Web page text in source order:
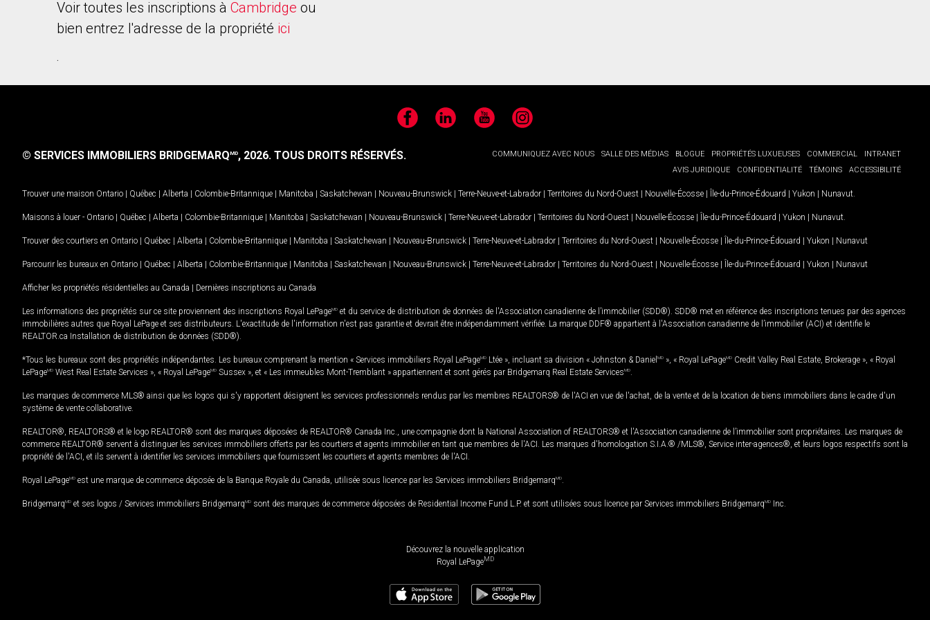
Voir toutes les inscriptions à Cambridge ou
bien entrez l'adresse de la propriété ici
.
FacebookLinkedIn YouTubeInstagram
COMMUNIQUEZ AVEC NOUS SALLE DES MÉDIAS BLOGUE PROPRIÉTÉS LUXUEUSES COMMERCIAL
INTRANET
AVIS JURIDIQUE
CONFIDENTIALITÉ TÉMOINS ACCESSIBILITÉ
© SERVICES IMMOBILIERS BRIDGEMARQMD, 2026. TOUS DROITS RÉSERVÉS.
Trouver une maison Ontario | Québec | Alberta | Colombie-Britannique | Manitoba | Saskatchewan | Nouveau-Brunswick | Terre-Neuve-et-Labrador | Territoires du Nord-Ouest | Nouvelle-Écosse | Île-du-Prince-Édouard | Yukon | Nunavut
Maisons à louer - Ontario | Québec | Alberta | Colombie-Britannique | Manitoba | Saskatchewan | Nouveau-Brunswick | Terre-Neuve-et-Labrador | Territoires du Nord-Ouest | Nouvelle-Écosse | Île-du-Prince-Édouard | Yukon | Nunavut
Trouver des courtiers en Ontario | Québec | Alberta | Colombie-Britannique | Manitoba | Saskatchewan | Nouveau-Brunswick | Terre-Neuve-et-Labrador | Territoires du Nord-Ouest | Nouvelle-Écosse | Île-du-Prince-Édouard | Yukon | Nunavut
Parcourir les bureaux en Ontario | Québec | Alberta | Colombie-Britannique | Manitoba | Saskatchewan | Nouveau-Brunswick | Terre-Neuve-et-Labrador | Territoires du Nord-Ouest | Nouvelle-Écosse | Île-du-Prince-Édouard | Yukon | Nunavut
Afficher les propriétés résidentielles au Canada | Dernières inscriptions au Canada
Les informations des propriétés sur ce site proviennent des inscriptions Royal LePageMD et du service de distribution de données de l'Association canadienne de l’immobilier (SDD®). SDD® met en référence des inscriptions tenues par des agences
immobilières autres que Royal LePage et ses distributeurs. L'exactitude de l'information n'est pas garantie et devrait être indépendamment vérifiée. La marque DDF® appartient à l'Association canadienne de l’immobilier (ACI) et identifie le
REALTOR.ca Installation de distribution de données (SDD®).
*Tous les bureaux sont des propriétés indépendantes. Les bureaux comprenant la mention « Services immobiliers Royal LePageMD Ltée », incluant sa division « Johnston & Daniel MD », « Royal LePageMD Credit Valley Real Estate, Brokerage », « Royal
LePageMD West Real Estate Services », « Royal LePageMD Sussex », et « Les immeubles Mont-Tremblant » appartiennent et sont gérés par Bridgemarq Real Estate ServicesMD
Les marques de commerce MLS® ainsi que les logos qui s'y rapportent désignent les services professionnels rendus par les membres REALTORS® de l'ACI en vue de l'achat, de la vente et de la location de biens immobiliers dans le cadre d'un
système de vente collaborative.
REALTOR®, REALTORS® et le logo REALTOR® sont des marques déposées de REALTOR® Canada Inc., une compagnie dont la National Association of REALTORS® et l'Association canadienne de l’immobilier sont propriétaires. Les marques de
commerce REALTOR® servent à distinguer les services immobiliers offerts par les courtiers et agents immobilier en tant que membres de l'ACI. Les marques d'homologation S.I.A.® /MLS®, Service inter-agences®, et leurs logos respectifs sont la
propriété de l'ACI, et ils servent à identifier les services immobiliers que fournissent les courtiers et agents membres de l'ACI.
Royal LePageMD est une marque de commerce déposée de la Banque Royale du Canada, utilisée sous licence par les Services immobiliers BridgemarqMD
BridgemarqMD et ses logos / Services immobiliers BridgemarqMD sont des marques de commerce déposées de Residential Income Fund L.P. et sont utilisées sous licence par Services immobiliers BridgemarqMD Inc.
Découvrez la nouvelle application
Royal LePageMD